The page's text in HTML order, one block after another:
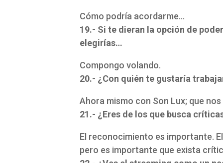
Cómo podría acordarme…
19.- Si te dieran la opción de
elegirías…
Compongo volando.
20.- ¿Con quién te gustaría
Ahora mismo con Son Lux; que
21.- ¿Eres de los que busca
El reconocimiento es importante.
pero es importante que exista